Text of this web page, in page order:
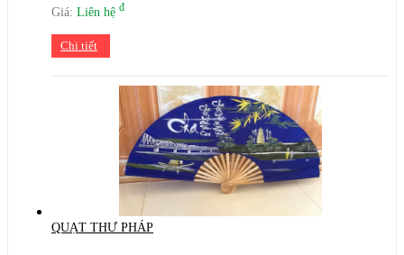
Giá: Liên hệ đ
Chi tiết
QUẠT THƯ PHÁP